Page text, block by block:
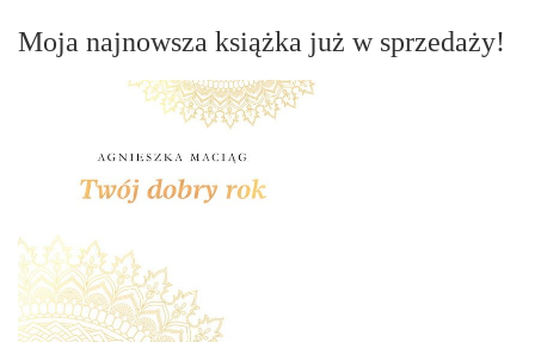
Moja najnowsza książka już w sprzedaży!